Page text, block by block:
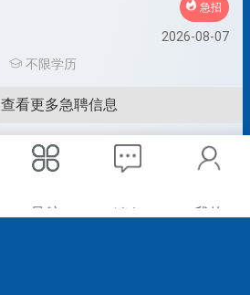
急招
2026-08-07
不限学历
查看更多急聘信息
导航 消息 我的